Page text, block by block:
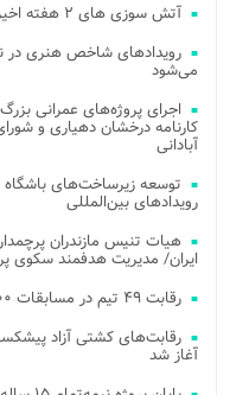
آتش‌ سوزی‌ های ۲ هفته اخیر میانکاله عمدی بود
می‌شود
اجرای پروژه‌های عمرانی
کارنامه درخشان دهیاری و
آبادانی
توسعه زیرساخت‌های باشگاه
رویدادهای بین‌المللی
هیات تنیس مازندران
ایران/ مدیریت هدفمند سکوی
رقابت ۴۹ تیم در مسابقات ۲۰۰ امتیازی تنیس ساحلی کشور در مازندران
آغاز شد